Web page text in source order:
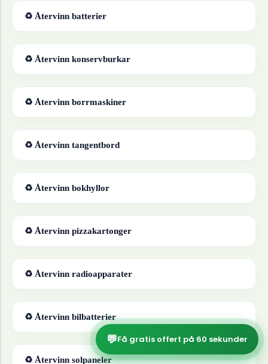
♻ Återvinn batterier
♻ Återvinn konservburkar
♻ Återvinn borrmaskiner
♻ Återvinn tangentbord
♻ Återvinn bokhyllor
♻ Återvinn pizzakartonger
♻ Återvinn radioapparater
♻ Återvinn bilbatterier
♻ Återvinn solpaneler
💬Få gratis offert på 60 sekunder